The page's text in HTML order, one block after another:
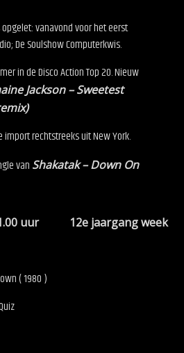
vanavond voor het eerst
De Soulshow Computerkwis.
in de Disco Action Top 20. Nieuw
Jackson – Sweetest
import rechtstreeks uit New York.
van Shakatak – Down On
uur 12e jaargang week
( 1980 )